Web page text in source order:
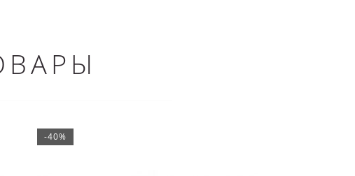
-40%